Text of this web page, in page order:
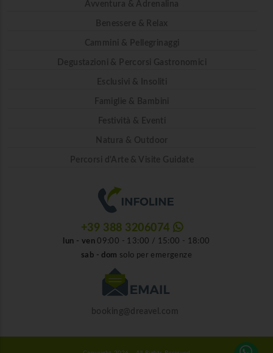
Avventura & Adrenalina
Benessere & Relax
Cammini & Pellegrinaggi
Degustazioni & Percorsi Gastronomici
Esclusivi & Insoliti
Famiglie & Bambini
Festività & Eventi
Natura & Outdoor
Percorsi d'Arte & Visite Guidate
+39 388 3206074
lun - ven09:00 - 13:00 / 15:00 - 18:00
sab - dom solo per emergenze
booking@dreavel.com